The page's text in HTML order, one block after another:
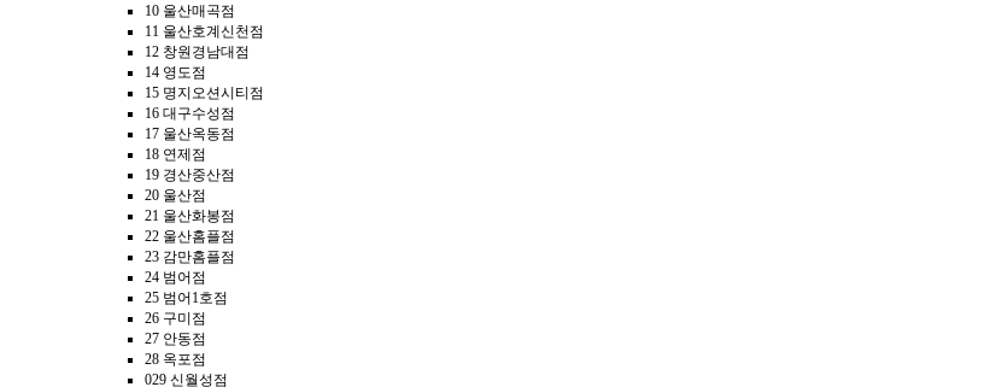
10 울산매곡점
11 울산호계신천점
12 창원경남대점
14 영도점
15 명지오션시티점
16 대구수성점
17 울산옥동점
18 연제점
19 경산중산점
20 울산점
21 울산화봉점
22 울산홈플점
23 감만홈플점
24 범어점
25 범어1호점
26 구미점
27 안동점
28 옥포점
029 신월성점